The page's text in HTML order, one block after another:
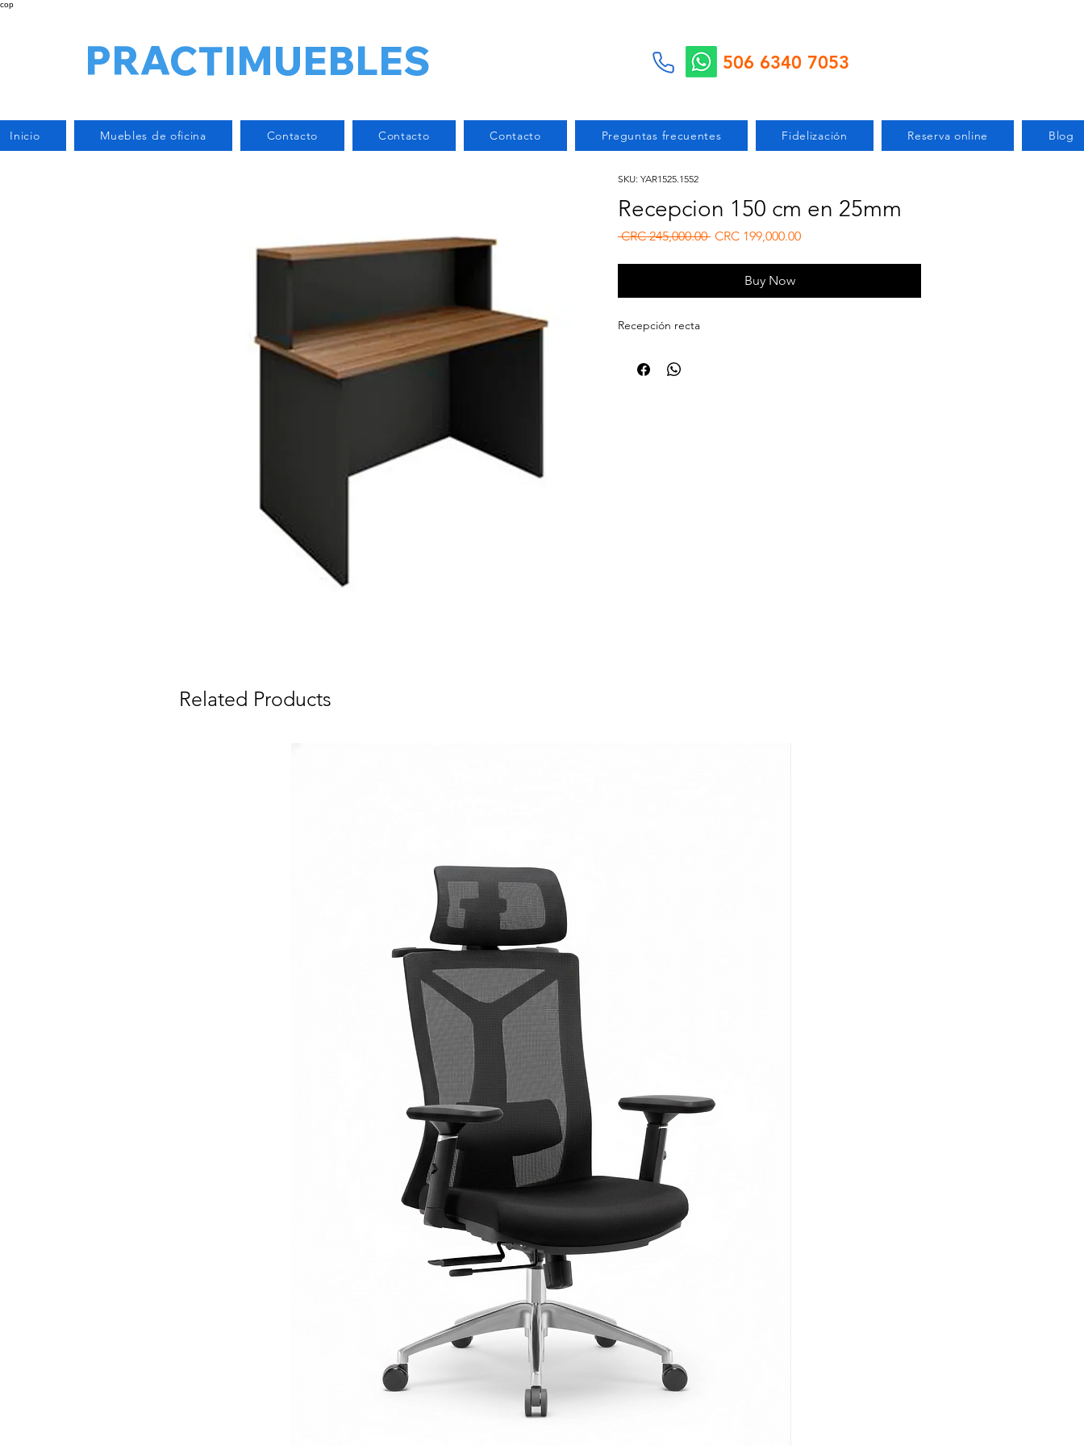
cop
PRACTIMUEBLES 506 6340 7053
Inicio Muebles de oficina Contacto Contacto Contacto Preguntas frecuentes Fidelización Reserva online Blog
SKU: YAR1525.1552
Recepcion 150 cm en 25mm
CRC 245,000.00 Regular Price
CRC 199,000.00Sale Price
Buy Now
Recepción recta
Related Products